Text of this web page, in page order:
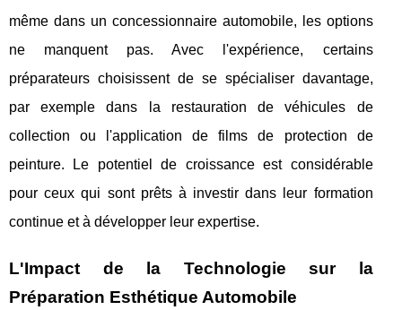
même dans un concessionnaire automobile, les options
ne manquent pas. Avec l'expérience, certains
préparateurs choisissent de se spécialiser davantage,
par exemple dans la restauration de véhicules de
collection ou l'application de films de protection de
peinture. Le potentiel de croissance est considérable
pour ceux qui sont prêts à investir dans leur formation
continue et à développer leur expertise.
L'Impact de la Technologie sur la
Préparation Esthétique Automobile